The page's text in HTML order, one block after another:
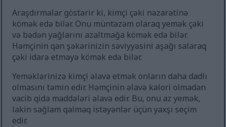
Araşdırmalar göstərir ki, kimçi çəki nəzarətinə
kömək edə bilər. Onu müntəzəm olaraq yemək çəki
və bədən yağlarını azaltmağa kömək edə bilər.
Həmçinin qan şəkərinizin səviyyəsini aşağı salaraq
çəki idarə etməyə kömək edə bilər.
Yeməklərinizə kimçi əlavə etmək onların daha dadlı
olmasını təmin edir. Həmçinin əlavə kalori olmadan
vacib qida maddələri əlavə edir. Bu, onu az yemək,
lakin sağlam qalmaq istəyənlər üçün yaxşı seçim
edir.